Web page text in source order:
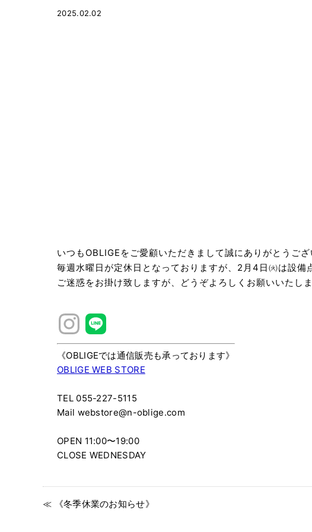
2025.02.02
いつもOBLIGEをご愛顧いただきまして誠にありがとうござ
毎週水曜日が定休日となっておりますが、2月4日㈫は設備
ご迷惑をお掛け致しますが、どうぞよろしくお願いいたしま
《OBLIGEでは通信販売も承っております》
OBLIGE WEB STORE
TEL 055-227-5115
Mail webstore@n-oblige.com
OPEN 11:00〜19:00
CLOSE WEDNESDAY
≪ 《冬季休業のお知らせ》